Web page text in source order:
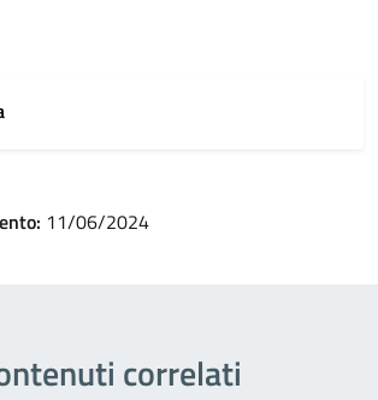
11/06/2024
correlati